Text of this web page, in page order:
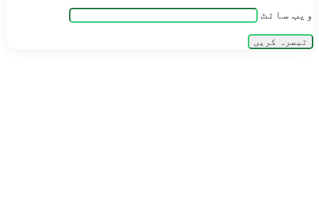
ویب‌ سائٹ